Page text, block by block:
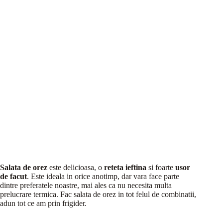
Salata de orez este delicioasa, o reteta ieftina si foarte usor
de facut. Este ideala in orice anotimp, dar vara face parte
dintre preferatele noastre, mai ales ca nu necesita multa
prelucrare termica. Fac salata de orez in tot felul de combinatii,
adun tot ce am prin frigider.